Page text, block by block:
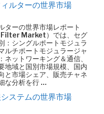
ルターの世界市場
ターの世界市場レポート
Market）では、セグ
：シングルポートモジュラ
ルチポートモジュラージャ
ネットワーキング＆通信、
地域と国別市場規模、国内
と市場シェア、販売チャネ
な分析を行 …
ステムの世界市場